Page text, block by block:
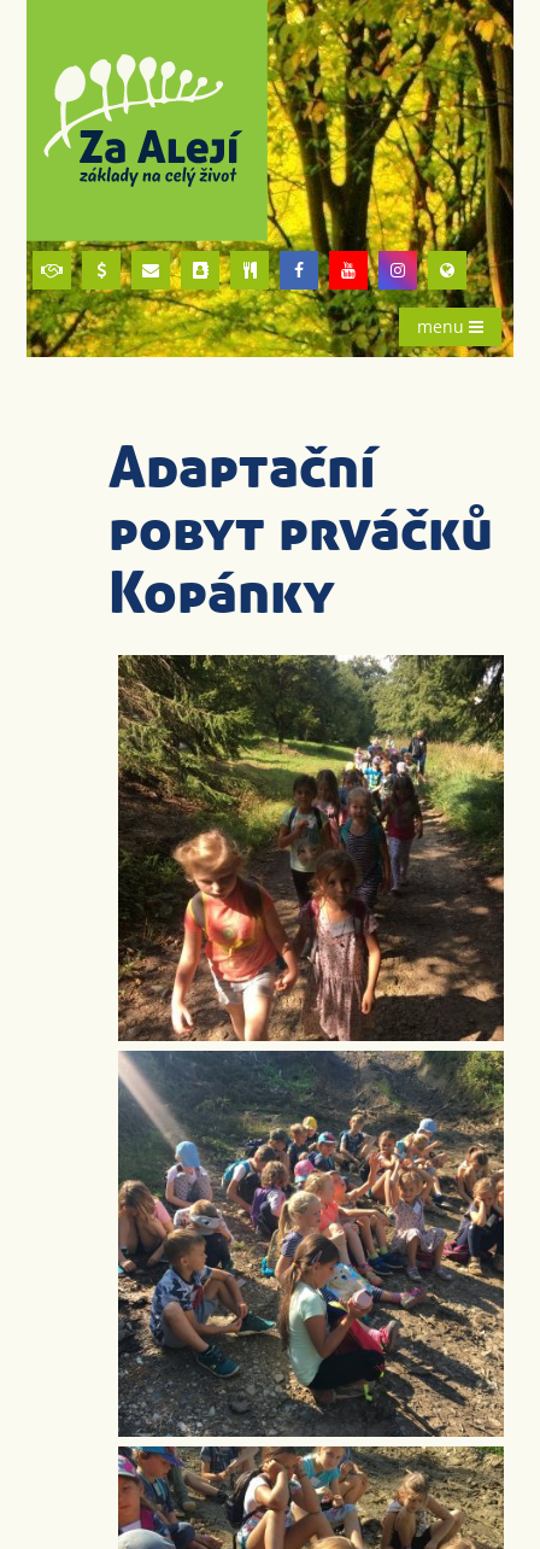
menu
Adaptační
pobyt prváčků
Kopánky